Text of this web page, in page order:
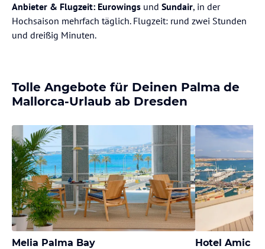
Anbieter & Flugzeit: Eurowings und Sundair, in der
Hochsaison mehrfach täglich. Flugzeit: rund zwei Stunden
und dreißig Minuten.
Tolle Angebote für Deinen Palma de
Mallorca-Urlaub ab Dresden
Melia Palma Bay Hotel Amic